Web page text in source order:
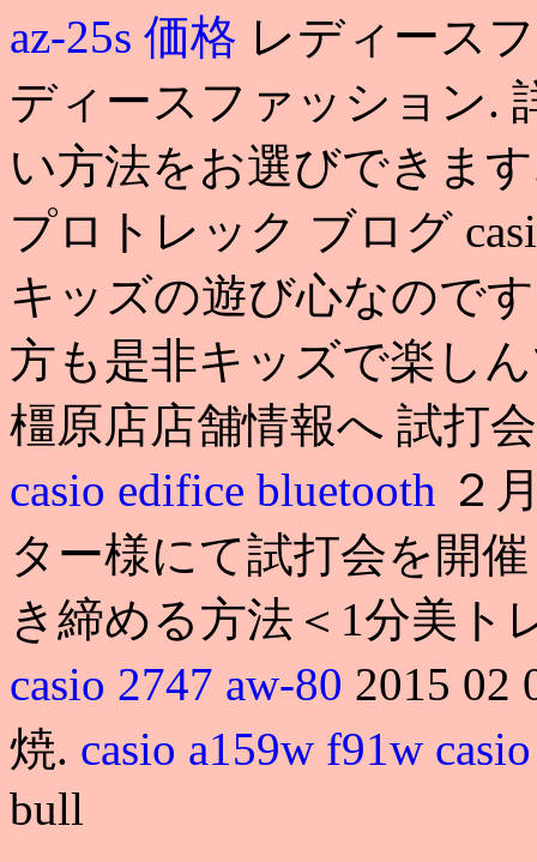
az-25s 価格 レディース
ディースファッション.
い方法をお選びできま
プロトレック ブログ
キッズの遊び心なので
方も是非キッズで楽し
橿原店店舗情報へ 試打
casio edifice bluetooth ２
ター様にて試打会を開
き締める方法＜1分美ト
casio 2747 aw-80 2015 02
焼. casio a159w f91w
bull